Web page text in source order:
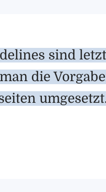
sind
die